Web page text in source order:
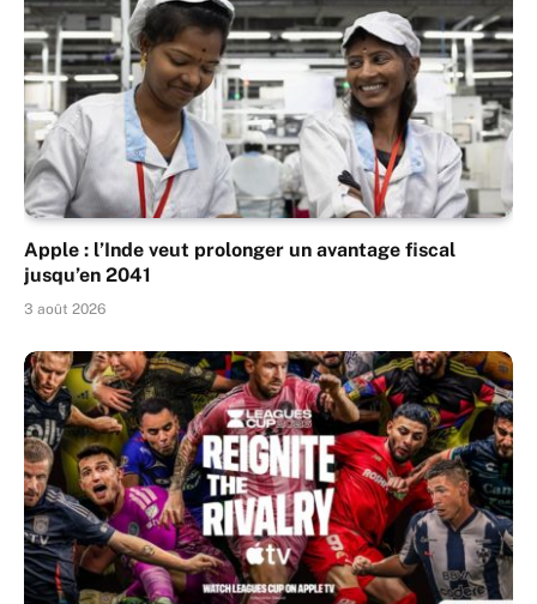
Apple : l’Inde veut prolonger un avantage fiscal
jusqu’en 2041
3 août 2026